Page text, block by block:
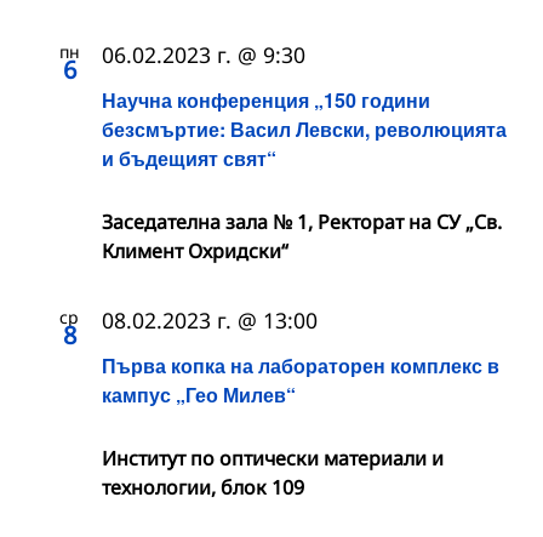
пн
6
Научна конференция „150 години
безсмъртие: Васил Левски, революцията
и бъдещият свят“
06.02.2023 г. @ 9:30
Заседателна зала № 1, Ректорат на СУ „Св.
Климент Охридски“
ср
8
Първа копка на лабораторен комплекс в
кампус „Гео Милев“
08.02.2023 г. @ 13:00
Институт по оптически материали и
технологии, блок 109